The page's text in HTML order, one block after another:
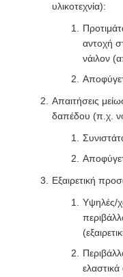
υλικοτεχνία):
αντοχή
νάιλον
Απαιτήσεις
δαπέδου (π.χ.
Εξαιρετική
Υψηλές/